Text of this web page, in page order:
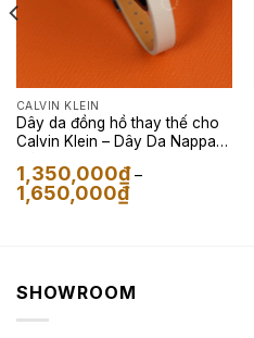
CALVIN KLEIN
Dây da đồng hồ thay thế cho
Calvin Klein – Dây Da Nappa
1,350,000₫ –
1,650,000₫Khoảng
giá:
SHOWROOM